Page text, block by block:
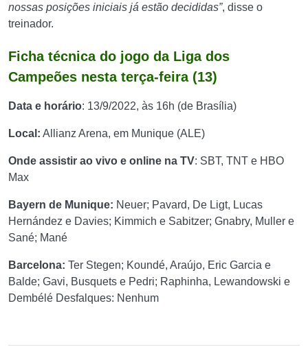
nossas posições iniciais já estão decididas”, disse o
treinador.
Ficha técnica do jogo da Liga dos
Campeões nesta terça-feira (13)
Data e horário: 13/9/2022, às 16h (de Brasília)
Local: Allianz Arena, em Munique (ALE)
Onde assistir ao vivo e online na TV: SBT, TNT e HBO
Max
Bayern de Munique: Neuer; Pavard, De Ligt, Lucas
Hernández e Davies; Kimmich e Sabitzer; Gnabry, Muller e
Sané; Mané
Barcelona: Ter Stegen; Koundé, Araújo, Eric Garcia e
Balde; Gavi, Busquets e Pedri; Raphinha, Lewandowski e
Dembélé Desfalques: Nenhum